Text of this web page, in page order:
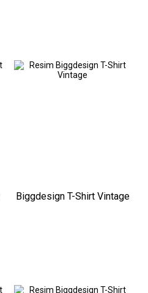
Biggdesign T-Shirt Vintage